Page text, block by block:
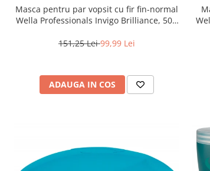
Masca pentru par vopsit cu fir fin-normal
Wella Professionals Invigo Brilliance, 500
151,25 Lei99,99 Lei
ADAUGA IN COS